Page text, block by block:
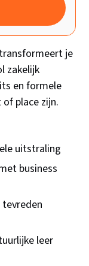
je
zakelijk
en formele
place zijn.
uitstraling
business
leer